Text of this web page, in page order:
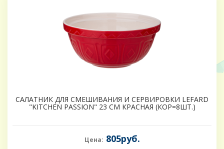
САЛАТНИК ДЛЯ СМЕШИВАНИЯ И СЕРВИРОВКИ LEFARD
"KITCHEN PASSION" 23 СМ КРАСНАЯ (КОР=8ШТ.)
Цена: 805руб.